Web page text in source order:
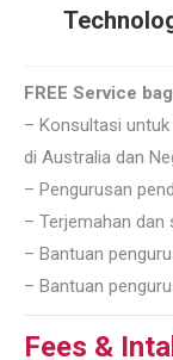
FREE Service
– Konsultasi
di Australia dan
– Pengurusan
– Terjemahan
– Bantuan
– Bantuan
Fees &